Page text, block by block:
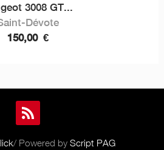
3008 GT...
Dévote
150,00 €
/ Powered by Script PAG